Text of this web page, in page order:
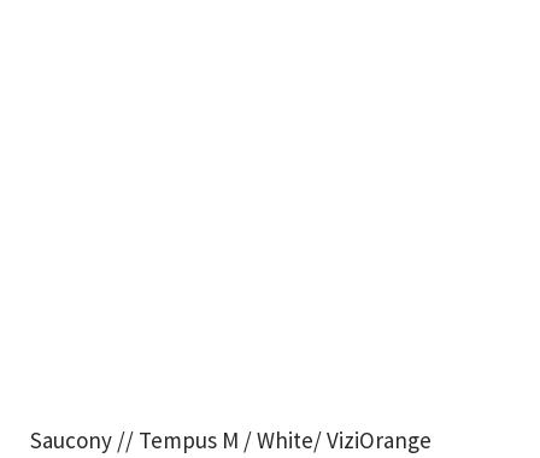
Saucony // Tempus M / White/ ViziOrange